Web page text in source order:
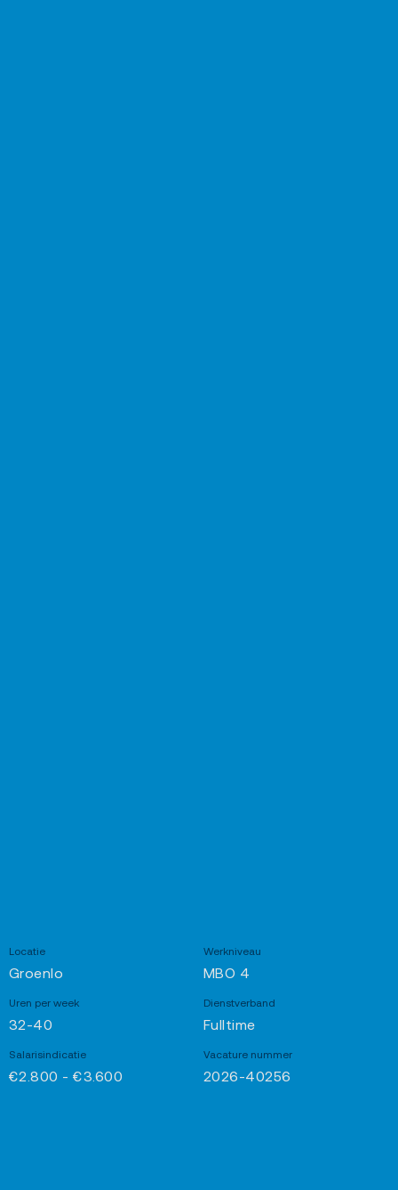
Locatie
Groenlo
Werkniveau
MBO 4
Uren per week
32-40
Dienstverband
Fulltime
Salarisindicatie
€2.800 - €3.600
Vacature nummer
2026-40256